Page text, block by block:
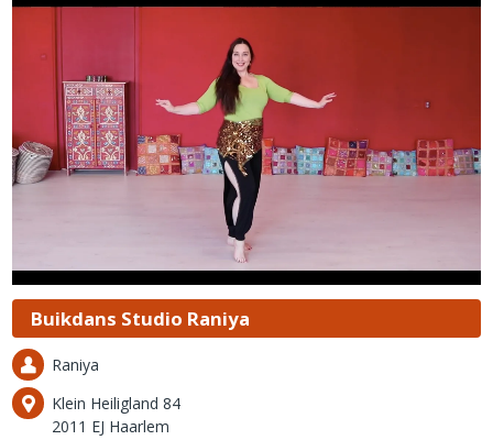
Buikdans Studio Raniya
Raniya
Klein Heiligland 84
2011 EJ Haarlem